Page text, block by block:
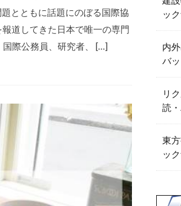
とともに話題にのぼる国際協
道してきた日本で唯一の専門
際公務員、研究者、 […]
ッ
内
バ
リ
読
東
ッ